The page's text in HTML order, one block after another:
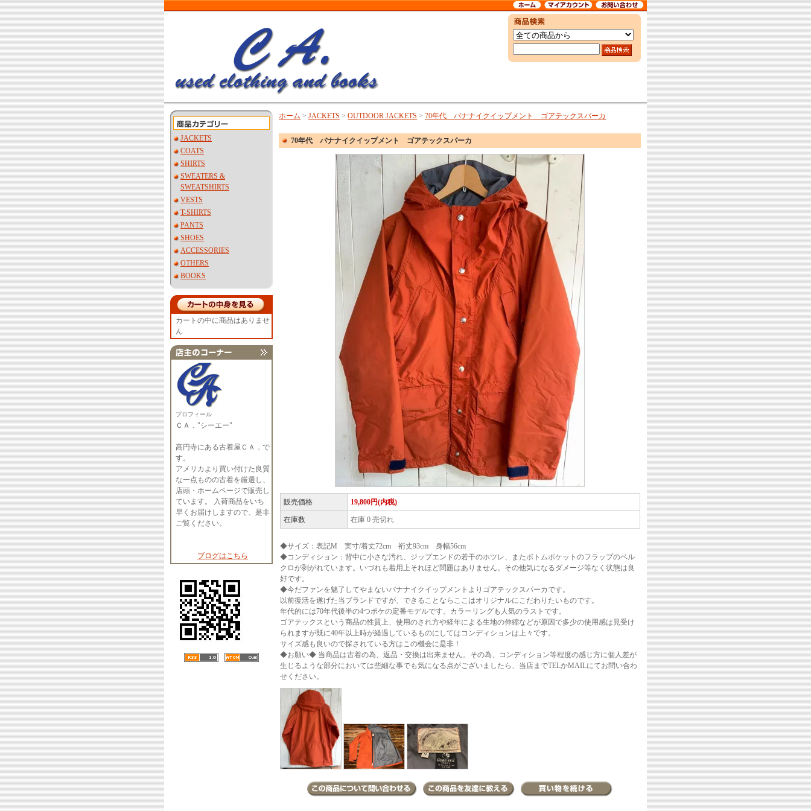
JACKETS
COATS
SHIRTS
SWEATERS &
SWEATSHIRTS
VESTS
T-SHIRTS
PANTS
SHOES
ACCESSORIES
OTHERS
BOOKS
カートの中に商品はありませ
ん
プロフィール
ＣＡ．"シーエー"
高円寺にある古着屋ＣＡ．で
す。
アメリカより買い付けた良質
な一点ものの古着を厳選し、
店頭・ホームページで販売し
ています。 入荷商品をいち
早くお届けしますので、是非
ご覧ください。
ブログはこちら
ホーム > JACKETS > OUTDOOR JACKETS > 70年代 バナナイクイップメント ゴアテックスパーカ
70年代 バナナイクイップメント ゴアテックスパーカ
販売価格 19,800円(内税)
在庫数 在庫 0 売切れ
◆サイズ：表記M 実寸/着丈72cm 裄丈93cm 身幅56cm
◆コンディション：背中に小さな汚れ、ジップエンドの若干のホツレ、またボトムポケットのフラップのベル
クロが剥がれています。いづれも着用上それほど問題はありません。その他気になるダメージ等なく状態は良
好です。
◆今だファンを魅了してやまないバナナイクイップメントよりゴアテックスパーカです。
以前復活を遂げた当ブランドですが、できることならここはオリジナルにこだわりたいものです。
年代的には70年代後半の4つポケの定番モデルです。カラーリングも人気のラストです。
ゴアテックスという商品の性質上、使用のされ方や経年による生地の伸縮などが原因で多少の使用感は見受け
られますが既に40年以上時が経過しているものにしてはコンディションは上々です。
サイズ感も良いので探されている方はこの機会に是非！
◆お願い◆ 当商品は古着の為、返品・交換は出来ません。その為、コンディション等程度の感じ方に個人差が
生じるような部分においては些細な事でも気になる点がございましたら、当店までTELかMAILにてお問い合わ
せください。